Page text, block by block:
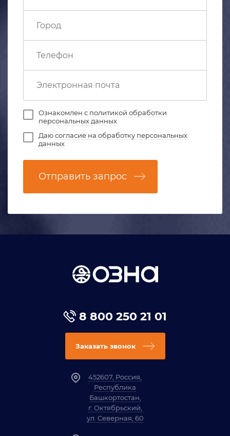
Ознакомлен с политикой обработки
персональных данных
Даюсогласие на обработку персональных
данных
Отправить запрос
8 800 250 21 01
Заказать звонок
452607, Россия,
Республика
Башкортостан,
г. Октябрьский,
ул. Северная, 60